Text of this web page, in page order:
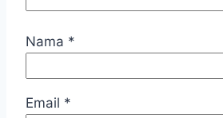
Nama *
Email *